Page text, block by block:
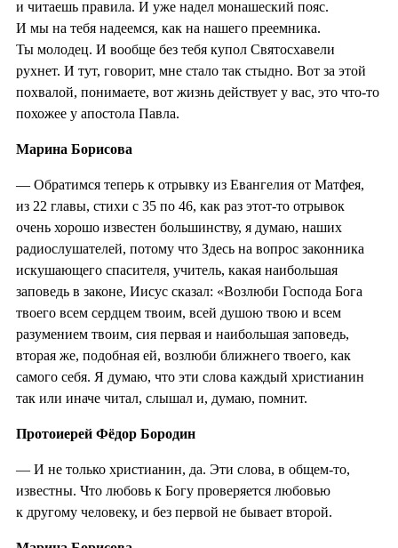
и читаешь правила. И уже надел монашеский пояс.
И мы на тебя надеемся, как на нашего преемника.
Ты молодец. И вообще без тебя купол Святосхавели
рухнет. И тут, говорит, мне стало так стыдно. Вот за этой
похвалой, понимаете, вот жизнь действует у вас, это что-то
похожее у апостола Павла.
Марина Борисова
— Обратимся теперь к отрывку из Евангелия от Матфея,
из 22 главы, стихи с 35 по 46, как раз этот-то отрывок
очень хорошо известен большинству, я думаю, наших
радиослушателей, потому что Здесь на вопрос законника
искушающего спасителя, учитель, какая наибольшая
заповедь в законе, Иисус сказал: «Возлюби Господа Бога
твоего всем сердцем твоим, всей душою твою и всем
разумением твоим, сия первая и наибольшая заповедь,
вторая же, подобная ей, возлюби ближнего твоего, как
самого себя. Я думаю, что эти слова каждый христианин
так или иначе читал, слышал и, думаю, помнит.
Протоиерей Фёдор Бородин
— И не только христианин, да. Эти слова, в общем-то,
известны. Что любовь к Богу проверяется любовью
к другому человеку, и без первой не бывает второй.